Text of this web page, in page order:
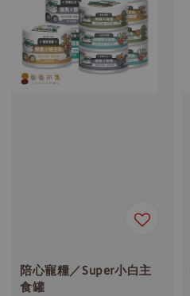
陪心寵糧／Super小白主
食罐